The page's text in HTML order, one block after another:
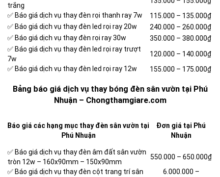
trắng
✅ Báo giá dịch vụ thay đèn rọi thanh ray 7w
115.000 – 135.000₫
✅ Báo giá dịch vụ thay đèn led rọi ray 20w
240.000 – 260.000₫
✅ Báo giá dịch vụ thay đèn rọi ray 30w
350.000 – 380.000₫
✅ Báo giá dịch vụ thay đèn led rọi ray trượt
7w
120.000 – 140.000₫
✅ Báo giá dịch vụ thay đèn led rọi ray 12w
155.000 – 175.000₫
Bảng báo giá dịch vụ thay bóng đèn sân vườn tại Phú
Nhuận – Chongthamgiare.com
Báo giá các hạng mục thay đèn sân vườn tại
Phú Nhuận
Đơn giá tại Phú
Nhuận
✅ Báo giá dịch vụ thay đèn âm đất sân vườn
tròn 12w – 160x90mm – 150x90mm
550.000 – 650.000₫
✅ Báo giá dịch vụ thay đèn cột trang trí sân
6.000.000 –